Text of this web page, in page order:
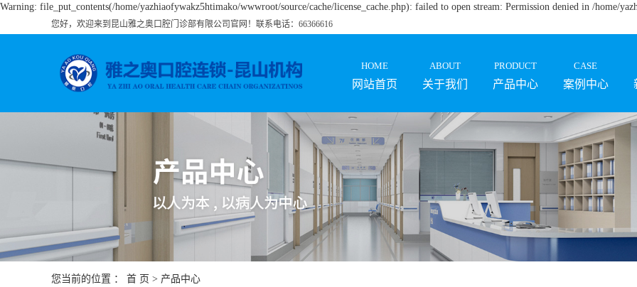
Warning: file_put_contents(/home/yazhiaofywakz5htimako/wwwroot/source/cache/license_cache.php): failed to open stream: Permission denied in /home/
您好，欢迎来到昆山雅之奥口腔门诊部有限公司官网！联系电话：66366616
HOME
网站首页
ABOUT
关于我们
PRODUCT
产品中心
CASE
案例中心
您当前的位置 ： 首 页 > 产品中心